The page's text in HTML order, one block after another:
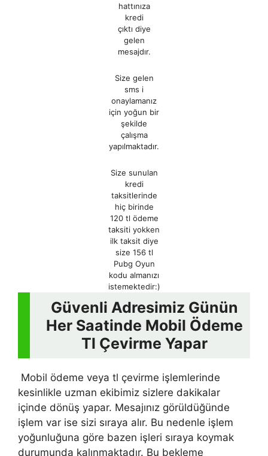
hattınıza
kredi
çıktı diye
gelen
mesajdır.
Size gelen
sms i
onaylamanız
için yoğun bir
şekilde
çalışma
yapılmaktadır.
Size sunulan
kredi
taksitlerinde
hiç birinde
120 tl ödeme
taksiti yokken
ilk taksit diye
size 156 tl
Pubg Oyun
kodu almanızı
istemektedir:)
Güvenli Adresimiz Günün
Her Saatinde Mobil Ödeme
Tl Çevirme Yapar
Mobil ödeme veya tl çevirme işlemlerinde
kesinlikle uzman ekibimiz sizlere dakikalar
içinde dönüş yapar. Mesajınız görüldüğünde
işlem var ise sizi sıraya alır. Bu nedenle işlem
yoğunluğuna göre bazen işleri sıraya koymak
durumunda kalınmaktadır. Bu bekleme